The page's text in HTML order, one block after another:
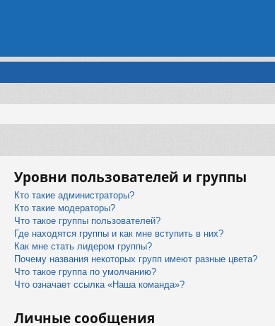
Уровни пользователей и группы
Кто такие администраторы?
Кто такие модераторы?
Что такое группы пользователей?
Где находятся группы и как мне вступить в них?
Как мне стать лидером группы?
Почему названия некоторых групп имеют разные цвета?
Что такое группа по умолчанию?
Что означает ссылка «Наша команда»?
Личные сообщения